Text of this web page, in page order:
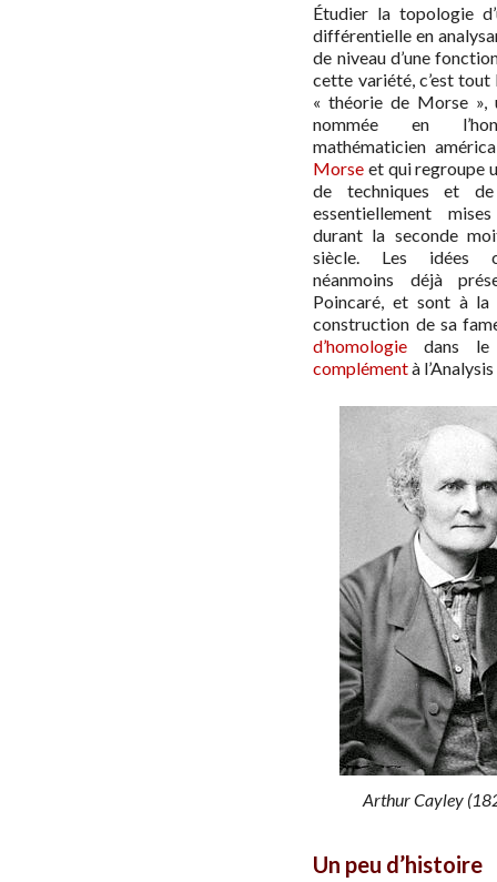
Étudier la topologie
différentielle en
de niveau d’une
cette variété, c’est tout
« théorie de Morse »,
nommée en
mathématicien
Morse et qui regroupe
de techniques et de
essentiellement
durant la seconde
siècle. Les idées
néanmoins déjà
Poincaré, et sont à la
construction de sa
d’homologie dans
complémentà
Arthur Cayley
Un peu d’histoire